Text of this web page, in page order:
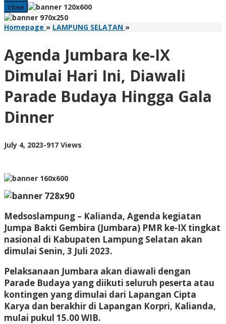
close
Homepage » LAMPUNG SELATAN »Agenda
IX
Hari
Ini,
Diawali
Parade
Agenda Jumbara ke-IX
Dimulai Hari Ini, Diawali
Parade Budaya Hingga Gala
Dinner
July 4, 2023by
-917 Views
Medsoslampung – Kalianda, Agenda kegiatan
Jumpa Bakti Gembira (Jumbara) PMR ke-IX tingkat
nasional di Kabupaten Lampung Selatan akan
dimulai Senin, 3 Juli 2023.
Pelaksanaan Jumbara akan diawali dengan
Parade Budaya yang diikuti seluruh peserta atau
kontingen yang dimulai dari Lapangan Cipta
Karya dan berakhir di Lapangan Korpri, Kalianda,
mulai pukul 15.00 WIB.